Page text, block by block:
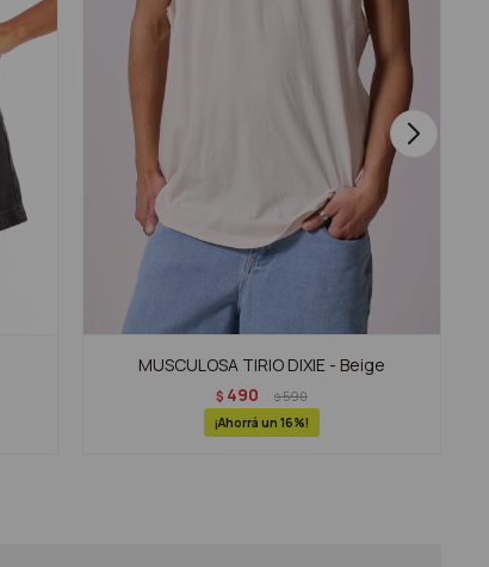
MUSCULOSA TIRIO DIXIE - Beige
$ 490 $590
16